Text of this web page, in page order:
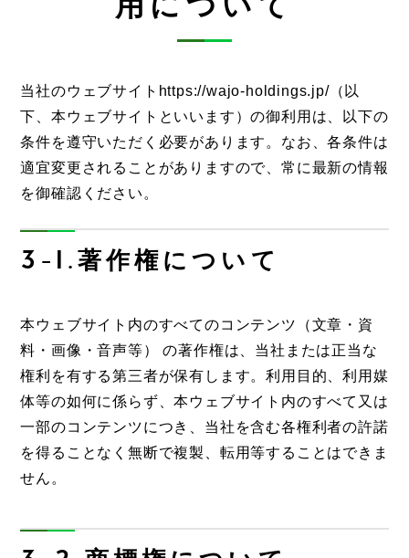
用について
当社のウェブサイトhttps://wajo-holdings.jp/（以
下、本ウェブサイトといいます）の御利用は、以下の
条件を遵守いただく必要があります。なお、各条件は
適宜変更されることがありますので、常に最新の情報
を御確認ください。
3-1.著作権について
本ウェブサイト内のすべてのコンテンツ（文章・資
料・画像・音声等） の著作権は、当社または正当な
権利を有する第三者が保有します。利用目的、利用媒
体等の如何に係らず、本ウェブサイト内のすべて又は
一部のコンテンツにつき、当社を含む各権利者の許諾
を得ることなく無断で複製、転用等することはできま
せん。